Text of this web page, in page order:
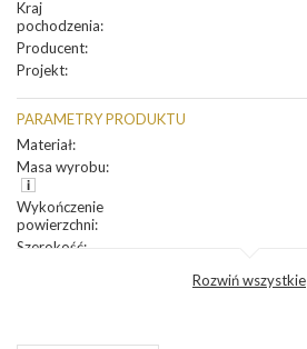
Kraj
pochodzenia:
Producent:
Projekt:
PARAMETRY PRODUKTU
Materiał:
Masa wyrobu:
Wykończenie
powierzchni:
Szerokość:
Rozwiń wszystkie